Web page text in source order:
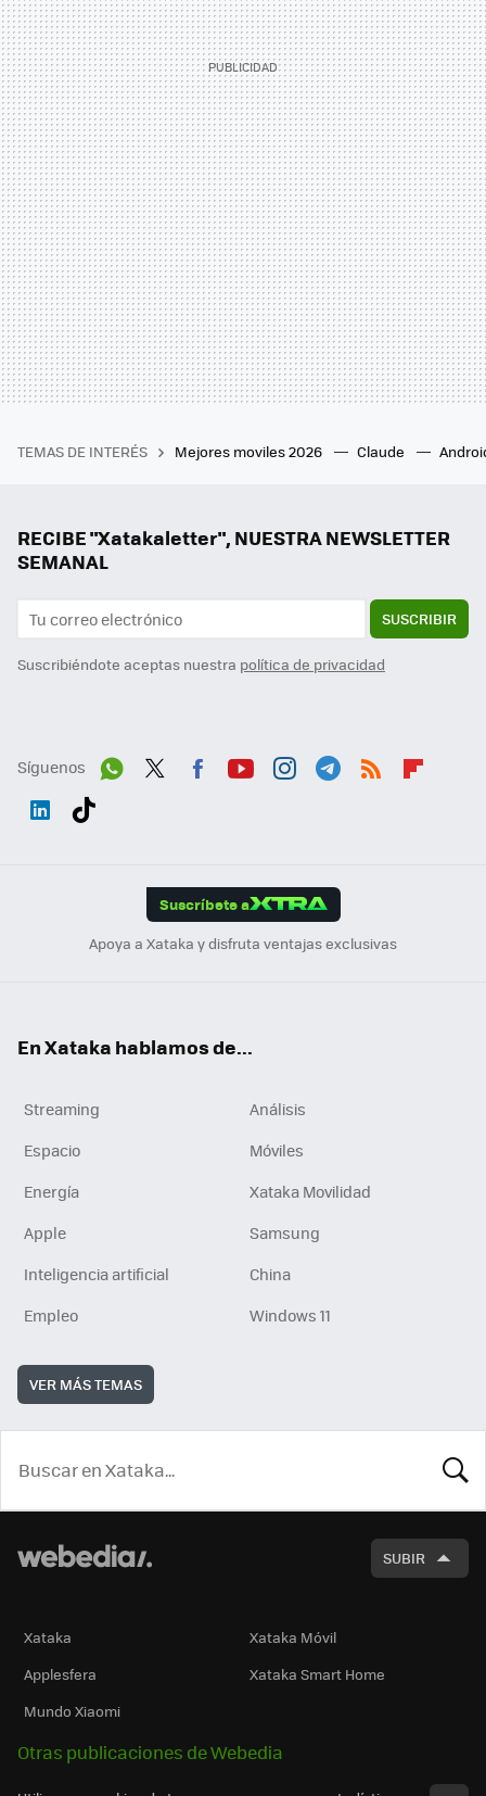
TEMAS DE INTERÉS Mejores moviles 2026 Claude
RECIBE "Xatakaletter", NUESTRA NEWSLETTER
SEMANAL
SUSCRIBIR
Suscribiéndote aceptas nuestra política de privacidad
Síguenos
Suscríbete a
Apoya a Xataka y disfruta ventajas exclusivas
En Xataka hablamos de...
Streaming
Análisis
Espacio
Móviles
Energía
Xataka Movilidad
Apple
Samsung
Inteligencia artificial
China
Empleo
Windows 11
VER MÁS TEMAS
SUBIR
Xataka
Xataka Móvil
Applesfera
Xataka Smart Home
Mundo Xiaomi
Otras publicaciones de Webedia